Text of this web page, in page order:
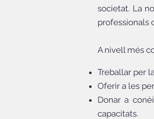
societat. La
professionals
A nivell més
Treballar per
Oferir a les
Donar a
capacitats.